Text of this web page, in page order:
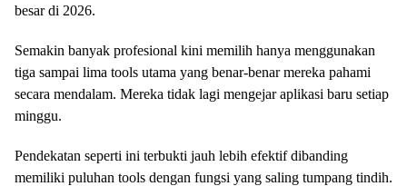
besar di 2026.
Semakin banyak profesional kini memilih hanya menggunakan
tiga sampai lima tools utama yang benar-benar mereka pahami
secara mendalam. Mereka tidak lagi mengejar aplikasi baru setiap
minggu.
Pendekatan seperti ini terbukti jauh lebih efektif dibanding
memiliki puluhan tools dengan fungsi yang saling tumpang tindih.